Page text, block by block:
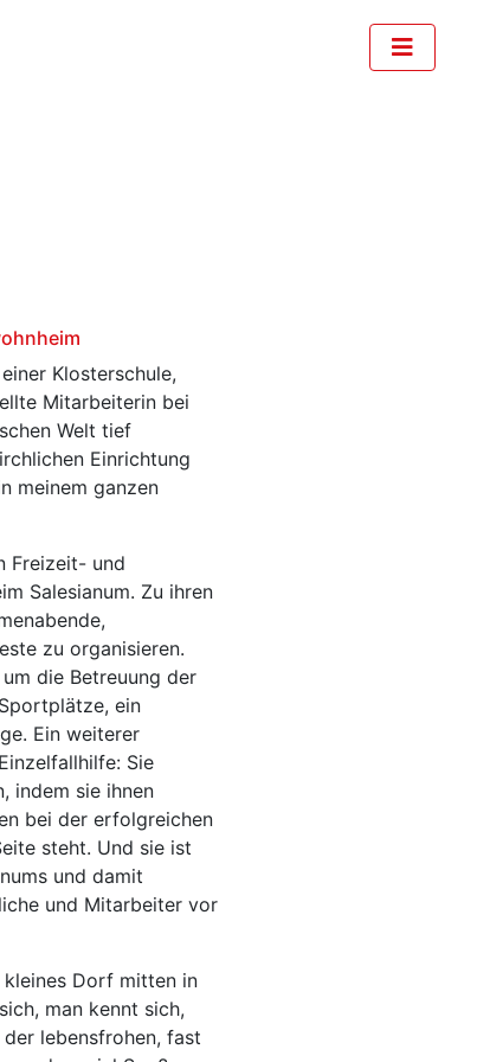
Klosterschule,
Mitarbeiterin bei
Welt tief
Einrichtung
meinem ganzen
Freizeit- und
Salesianum. Zu ihren
zu organisieren.
die Betreuung der
ein
Ein weiterer
Sie
indem sie ihnen
bei der erfolgreichen
steht. Und sie ist
und damit
und Mitarbeiter vor
kleines Dorf mitten in
man kennt sich,
lebensfrohen, fast